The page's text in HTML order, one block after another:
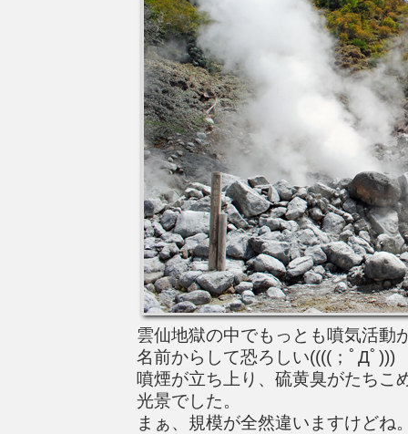
雲仙地獄の中でもっとも噴気活動
名前からして恐ろしい((((；ﾟДﾟ)))
噴煙が立ち上り、硫黄臭がたちこ
光景でした。
まぁ、規模が全然違いますけどね